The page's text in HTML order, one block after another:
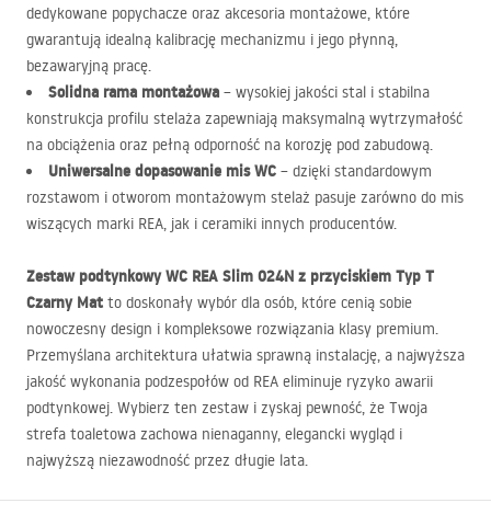
dedykowane popychacze oraz akcesoria montażowe, które
gwarantują idealną kalibrację mechanizmu i jego płynną,
bezawaryjną pracę.
Solidna rama montażowa – wysokiej jakości stal i stabilna
konstrukcja profilu stelaża zapewniają maksymalną wytrzymałość
na obciążenia oraz pełną odporność na korozję pod zabudową.
Uniwersalne dopasowanie mis WC – dzięki standardowym
rozstawom i otworom montażowym stelaż pasuje zarówno do mis
wiszących marki REA, jak i ceramiki innych producentów.
Zestaw podtynkowy WC REA Slim 024N z przyciskiem Typ T
Czarny Mat to doskonały wybór dla osób, które cenią sobie
nowoczesny design i kompleksowe rozwiązania klasy premium.
Przemyślana architektura ułatwia sprawną instalację, a najwyższa
jakość wykonania podzespołów od REA eliminuje ryzyko awarii
podtynkowej. Wybierz ten zestaw i zyskaj pewność, że Twoja
strefa toaletowa zachowa nienaganny, elegancki wygląd i
najwyższą niezawodność przez długie lata.